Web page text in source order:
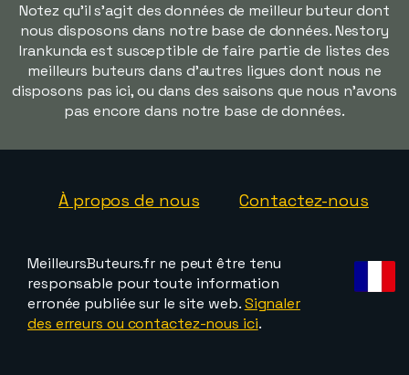
Notez qu'il s'agit des données de meilleur buteur dont
nous disposons dans notre base de données. Nestory
Irankunda est susceptible de faire partie de listes des
meilleurs buteurs dans d'autres ligues dont nous ne
disposons pas ici, ou dans des saisons que nous n'avons
pas encore dans notre base de données.
À propos de nous Contactez-nous
MeilleursButeurs.fr ne peut être tenu
responsable pour toute information
erronée publiée sur le site web.Signaler
des erreurs ou contactez-nous ici.